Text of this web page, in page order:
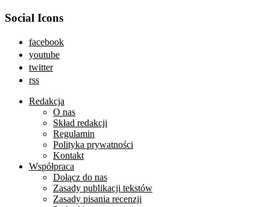
Social Icons
facebook
youtube
twitter
rss
Redakcja
O nas
Skład redakcji
Regulamin
Polityka prywatności
Kontakt
Współpraca
Dołącz do nas
Zasady publikacji tekstów
Zasady pisania recenzji